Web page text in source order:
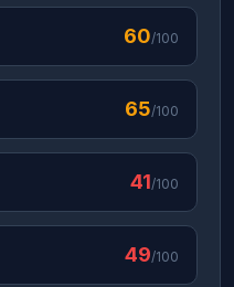
60/100
65/100
41/100
49/100